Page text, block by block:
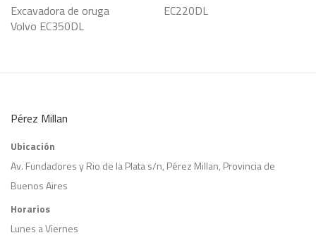
Excavadora de oruga
Volvo EC350DL
EC220DL
Pérez Millan
Ubicación
Av. Fundadores y Rio de la Plata s/n, Pérez Millan, Provincia de
Buenos Aires
Horarios
Lunes a Viernes